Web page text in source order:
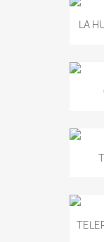
LA